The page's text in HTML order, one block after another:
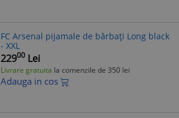
FC Arsenal pijamale de bărbați Long black
- XXL
22900 Lei
Livrare gratuita la comenzile de 350 lei
Adauga in cos